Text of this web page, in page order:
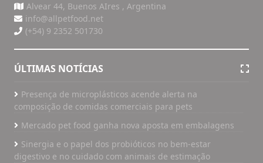
Alvear 44, Buenos AIres , Argentina
info@allpetfood.net
(+54) 9 2352 501730
ÚLTIMAS NOTÍCIAS
Presença de microplásticos acende alerta na
composição de comidas comerciais para pets
Mercado pet food ganha nova aposta em embalagens
Sinergia e o papel dos probióticos no bem-estar
digestivo e no cuidado com animais de estimação